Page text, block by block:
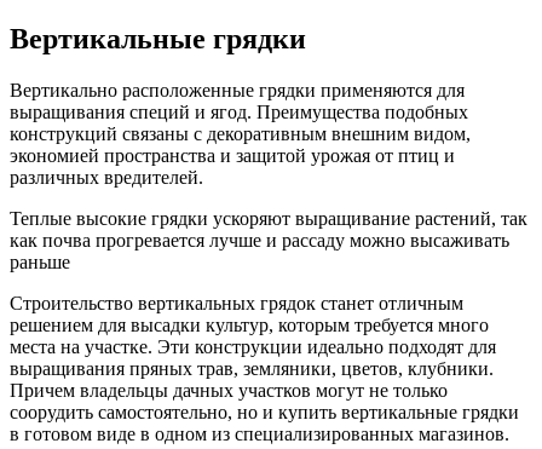
Вертикальные грядки
Вертикально расположенные грядки применяются для
выращивания специй и ягод. Преимущества подобных
конструкций связаны с декоративным внешним видом,
экономией пространства и защитой урожая от птиц и
различных вредителей.
Теплые высокие грядки ускоряют выращивание растений, так
как почва прогревается лучше и рассаду можно высаживать
раньше
Строительство вертикальных грядок станет отличным
решением для высадки культур, которым требуется много
места на участке. Эти конструкции идеально подходят для
выращивания пряных трав, земляники, цветов, клубники.
Причем владельцы дачных участков могут не только
соорудить самостоятельно, но и купить вертикальные грядки
в готовом виде в одном из специализированных магазинов.